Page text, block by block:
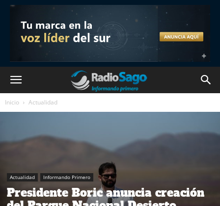
Inicio Actualidad
Actualidad Informando Primero
Presidente Boric anuncia creación